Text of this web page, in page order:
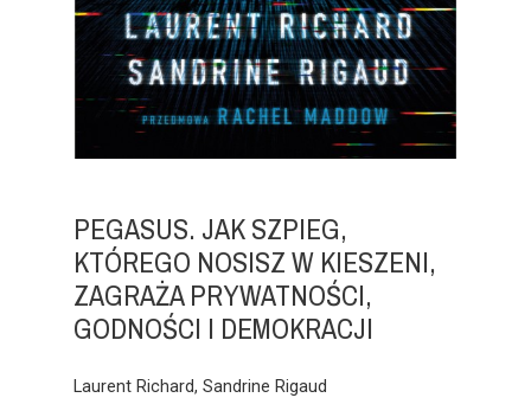
PEGASUS. JAK SZPIEG,
KTÓREGO NOSISZ W KIESZENI,
ZAGRAŻA PRYWATNOŚCI,
GODNOŚCI I DEMOKRACJI
Laurent Richard, Sandrine Rigaud